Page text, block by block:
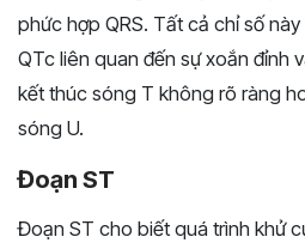
phức hợp QRS. Tất cả chỉ số
QTc liên quan đến sự xoắn đỉnh
kết thúc sóng T không rõ ràng
sóng U.
Đoạn ST
Đoạn ST cho biết quá trình khử